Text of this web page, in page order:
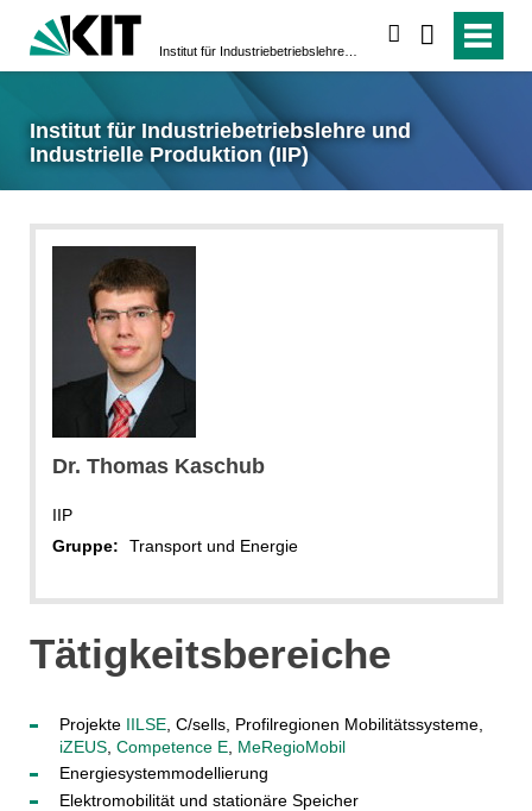
Institut für Industriebetriebslehre und
Industrielle Produktion (IIP)
Dr. Thomas Kaschub
IIP
Gruppe:
Transport und Energie
Tätigkeitsbereiche
Projekte IILSE, C/sells, Profilregionen Mobilitätssysteme,
iZEUS, Competence E, MeRegioMobil
Energiesystemmodellierung
Elektromobilität und stationäre Speicher